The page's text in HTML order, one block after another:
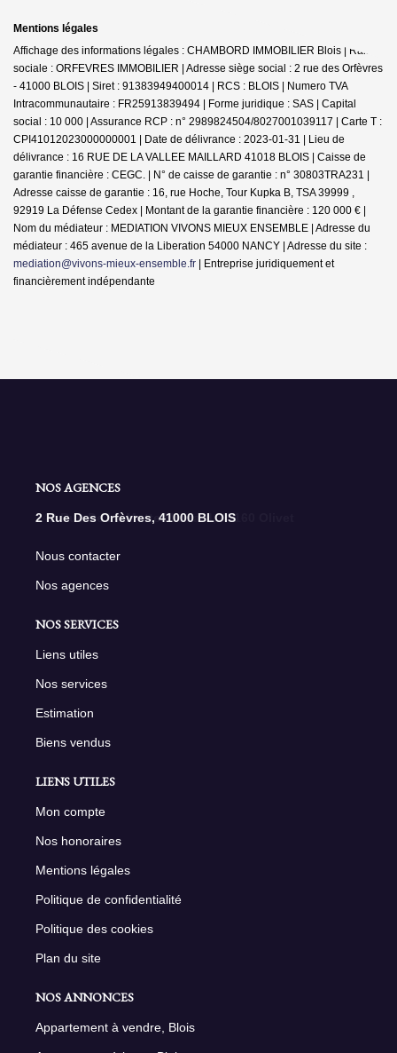
Mentions légales
Affichage des informations légales : CHAMBORD IMMOBILIER Blois | Raison
sociale : ORFEVRES IMMOBILIER | Adresse siège social : 2 rue des Orfèvres
- 41000 BLOIS | Siret : 91383949400014 | RCS : BLOIS | Numero TVA
Intracommunautaire : FR25913839494 | Forme juridique : SAS | Capital
social : 10 000 | Assurance RCP : n° 2989824504/8027001039117 | Carte T :
CPI41012023000000001 | Date de délivrance : 2023-01-31 | Lieu de
délivrance : 16 RUE DE LA VALLEE MAILLARD 41018 BLOIS | Caisse de
garantie financière : CEGC. | N° de caisse de garantie : n° 30803TRA231 |
Adresse caisse de garantie : 16, rue Hoche, Tour Kupka B, TSA 39999 ,
92919 La Défense Cedex | Montant de la garantie financière : 120 000 € |
Nom du médiateur : MEDIATION VIVONS MIEUX ENSEMBLE | Adresse du
médiateur : 465 avenue de la Liberation 54000 NANCY | Adresse du site :
mediation@vivons-mieux-ensemble.fr | Entreprise juridiquement et
financièrement indépendante
NOS AGENCES
2 Rue Des Orfèvres, 41000 BLOIS
Nous contacter
Nos agences
NOS SERVICES
Liens utiles
Nos services
Estimation
Biens vendus
LIENS UTILES
Mon compte
Nos honoraires
Mentions légales
Politique de confidentialité
Politique des cookies
Plan du site
NOS ANNONCES
Appartement à vendre, Blois